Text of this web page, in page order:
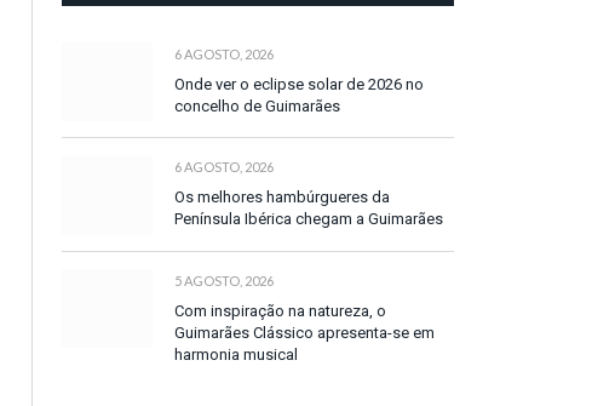
6 AGOSTO, 2026
Onde ver o eclipse solar de 2026 no
concelho de Guimarães
6 AGOSTO, 2026
Os melhores hambúrgueres da
Península Ibérica chegam a Guimarães
5 AGOSTO, 2026
Com inspiração na natureza, o
Guimarães Clássico apresenta-se em
harmonia musical